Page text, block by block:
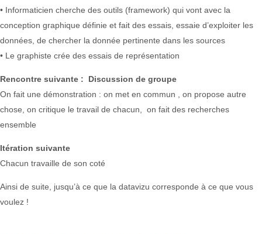
• Informaticien cherche des outils (framework) qui vont avec la
conception graphique définie et fait des essais, essaie d’exploiter les
données, de chercher la donnée pertinente dans les sources
• Le graphiste crée des essais de représentation
Rencontre suivante : Discussion de groupe
On fait une démonstration : on met en commun , on propose autre
chose, on critique le travail de chacun, on fait des recherches
ensemble
Itération suivante
Chacun travaille de son coté
Ainsi de suite, jusqu’à ce que la datavizu corresponde à ce que vous
voulez !